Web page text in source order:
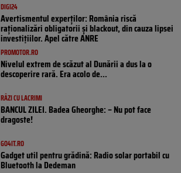
DIGI24
Avertismentul experților: România riscă
raționalizări obligatorii și blackout, din cauza lipsei
investițiilor. Apel către ANRE
PROMOTOR.RO
Nivelul extrem de scăzut al Dunării a dus la o
descoperire rară. Era acolo de...
RÂZI CU LACRIMI
BANCUL ZILEI. Badea Gheorghe: – Nu pot face
dragoste!
GO4IT.RO
Gadget util pentru grădină: Radio solar portabil cu
Bluetooth la Dedeman